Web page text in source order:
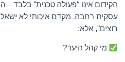
הקידום אינו “פעולה טכנית” בלבד
עסקית רחבה. מקדם איכותי לא ישאל
רוצים”, אלא:
מי קהל היעד?